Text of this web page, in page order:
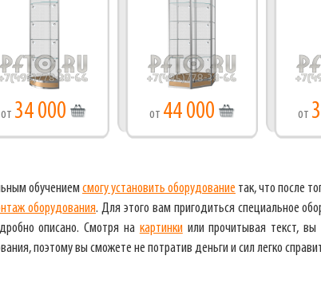
от 34 000 от 44 000 от
обучением смогу установить оборудование так, что после
оборудования. Для этого вам пригодиться специальное
описано. Смотря на картинкиили прочитывая текст, вы
поэтому вы сможете не потратив деньги и сил легко